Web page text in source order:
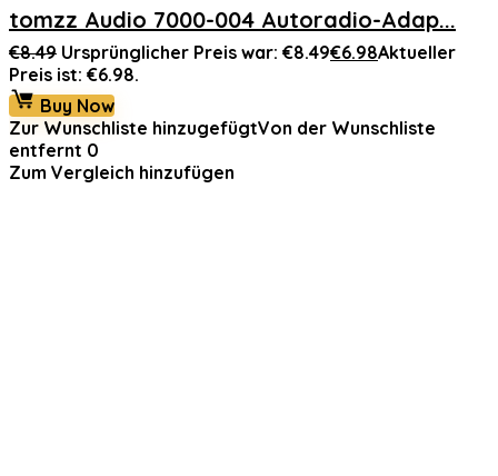
tomzz Audio 7000-004 Autoradio-Adap...
€8.49 Ursprünglicher Preis war: €8.49€6.98Aktueller
Preis ist: €6.98.
Buy Now
Zur Wunschliste hinzugefügtVon der Wunschliste
entfernt 0
Zum Vergleich hinzufügen